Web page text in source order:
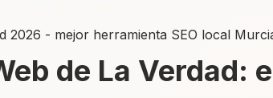
2026 - mejor herramienta SEO local
de La